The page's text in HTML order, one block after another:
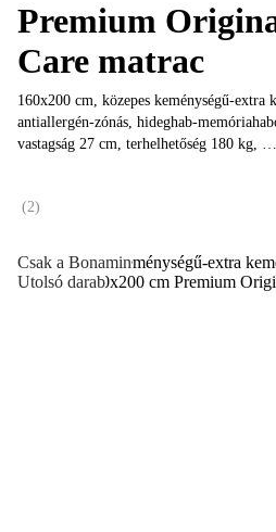
Csak a Bonamin
Utolsó darab
Premium
Care matrac
160x200 cm, közepes keménységű-extra
antiallergén-zónás, hideghab-
vastagság 27 cm, terhelhetőség 180 kg, …
(2)